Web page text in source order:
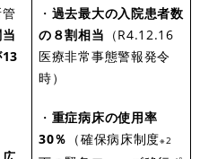
・ 過去最大の入院患者数
の８割相当 （R4.12.16
医療非常事態警報発令
時）
・ 重症病床の使用率
30％ （確保病床制度※2